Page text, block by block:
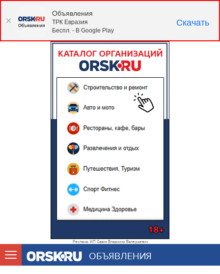
Реклама. ИП Савин Владимир Валерьевич
ОБЪЯВЛЕНИЯ
Объявления
ТРК Евразия
Беспл. - В Google Play
Скачать